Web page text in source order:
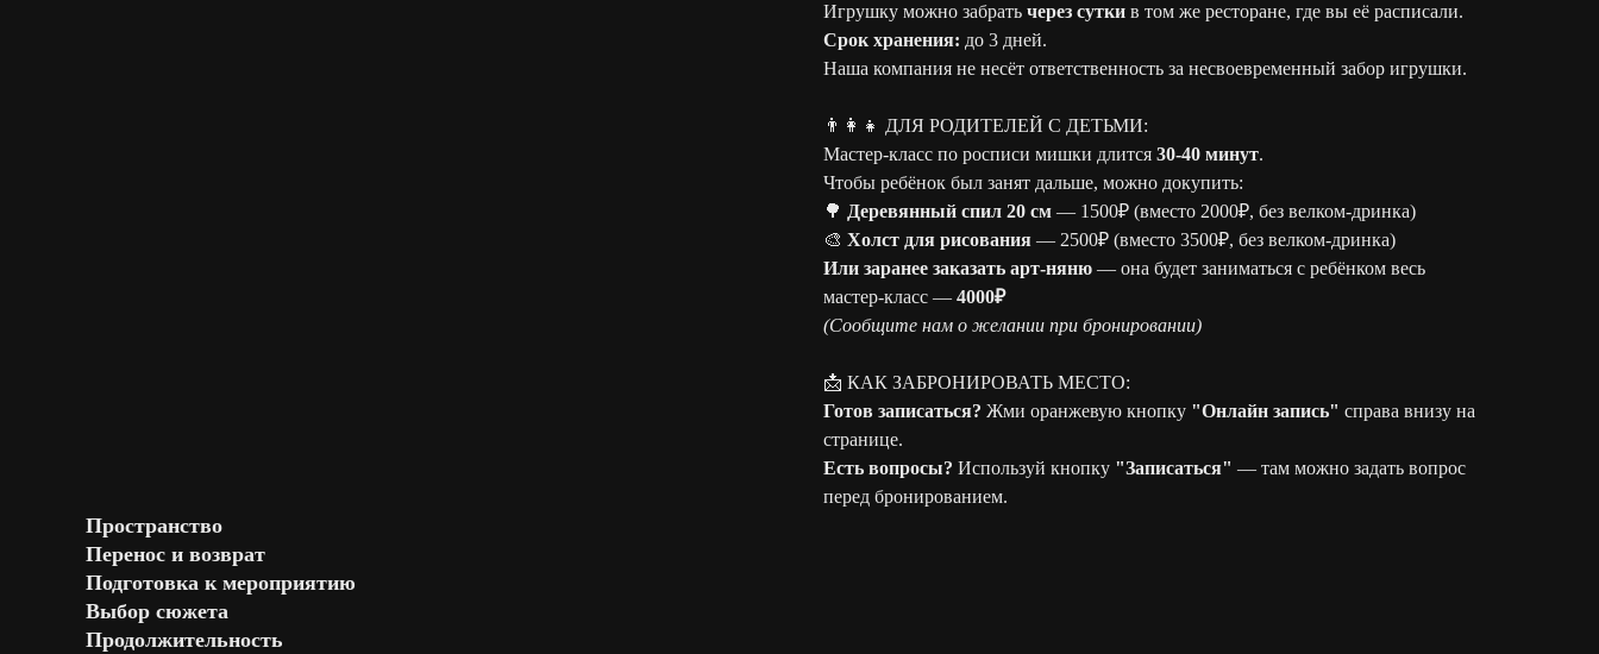
Игрушку можно забрать через сутки в том же ресторане, где вы её расписали.
Срок хранения: до 3 дней.
Наша компания не несёт ответственность за несвоевременный забор игрушки.
👨‍👩‍👧 ДЛЯ РОДИТЕЛЕЙ С ДЕТЬМИ:
Мастер-класс по росписи мишки длится 30-40 минут.
Чтобы ребёнок был занят дальше, можно докупить:
🌳 Деревянный спил 20 см — 1500₽ (вместо 2000₽, без велком-дринка)
🎨 Холст для рисования — 2500₽ (вместо 3500₽, без велком-дринка)
Или заранее заказать арт-няню — она будет заниматься с ребёнком весь
мастер-класс — 4000₽
(Сообщите нам о желании при бронировании)
📩 КАК ЗАБРОНИРОВАТЬ МЕСТО:
Готов записаться? Жми оранжевую кнопку "Онлайн запись" справа внизу на
странице.
Есть вопросы? Используй кнопку "Записаться" — там можно задать вопрос
перед бронированием.
Пространство
Перенос и возврат
Подготовка к мероприятию
Выбор сюжета
Продолжительность